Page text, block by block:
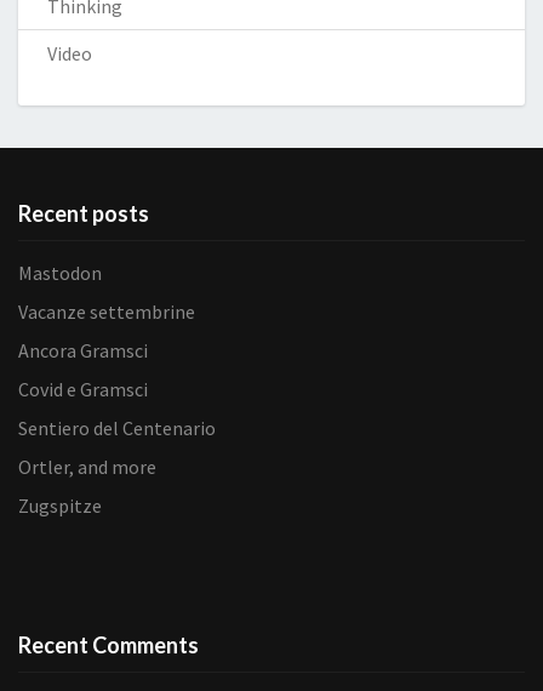
Thinking
Video
Recent posts
Mastodon
Vacanze settembrine
Ancora Gramsci
Covid e Gramsci
Sentiero del Centenario
Ortler, and more
Zugspitze
Recent Comments